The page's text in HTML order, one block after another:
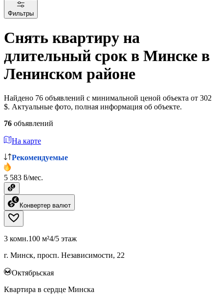
Фильтры
Снять квартиру на
длительный срок в Минске в
Ленинском районе
Найдено 76 объявлений с минимальной ценой объекта от 302
$. Актуальные фото, полная информация об объекте.
76 объявлений
На карте
Рекомендуемые
5 583 ƃ/мес.
Конвертер валют
3 комн.100 м²4/5 этаж
г. Минск, просп. Независимости, 22
Октябрьская
Квартира в сердце Минска